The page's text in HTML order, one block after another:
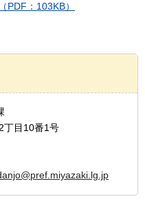
PDF：103KB）
目10番1号